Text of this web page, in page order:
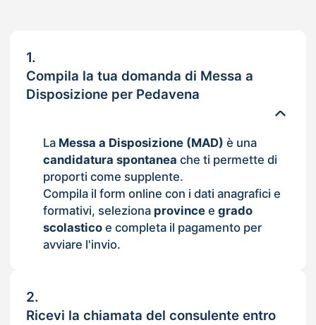
1.
Compila la tua domanda di Messa a
Disposizione per Pedavena
La Messa a Disposizione (MAD) è una
candidatura spontanea che ti permette di
proporti come supplente.
Compila il form online con i dati anagrafici e
formativi, seleziona provincee grado
scolasticoe completa il pagamento per
avviare l'invio.
2.
Ricevi la chiamata del consulente entro